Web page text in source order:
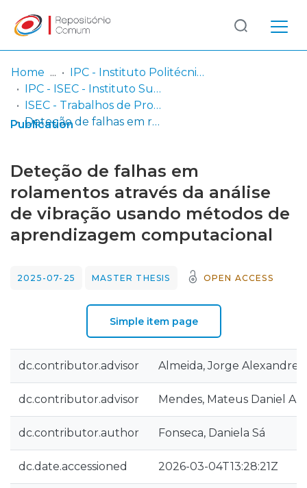
Communities
& Collections
Statistics
Log
In
(current)
Home
IPC - Instituto Politécnico de Coimbra
IPC - ISEC - Instituto Superior de Engenharia de Coimbra
ISEC - Trabalhos de Projeto | Relatórios de Estágio | Projetos de Investigação
Deteção de falhas em rolamentos através da análise de vibração usando métodos de aprendizagem computacional
Publication
Deteção de falhas em
rolamentos através da análise
de vibração usando métodos de
aprendizagem computacional
2025-07-25 MASTER THESIS OPEN ACCESS
Simple item page
dc.contributor.advisor Almeida, Jorge Alexandre
dc.contributor.advisor Mendes, Mateus Daniel
dc.contributor.author Fonseca, Daniela Sá
dc.date.accessioned 2026-03-04T13:28:21Z